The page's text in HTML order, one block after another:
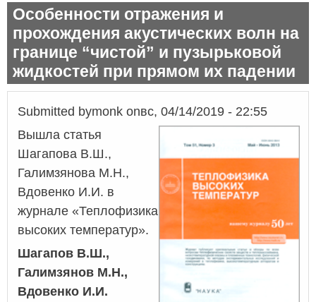
навигации
Особенности отражения и
прохождения акустических волн на
границе “чистой” и пузырьковой
жидкостей при прямом их падении
Submitted bymonk onвс, 04/14/2019 - 22:55
Вышла статья
Шагапова В.Ш.,
Галимзянова М.Н.,
Вдовенко И.И. в
журнале «Теплофизика
высоких температур».
Шагапов В.Ш.,
Галимзянов М.Н.,
Вдовенко И.И.